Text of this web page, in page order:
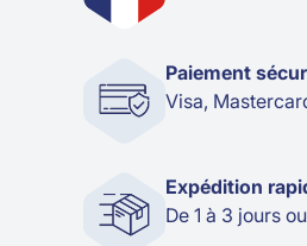
Paiement
Visa,
Expédition
De 1 à 3 jours